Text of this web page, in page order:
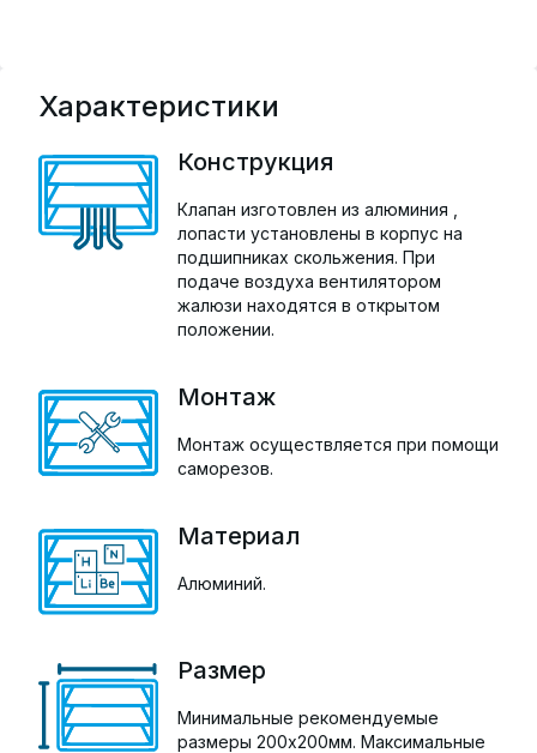
Характеристики
Конструкция
Клапан изготовлен из алюминия ,
лопасти установлены в корпус на
подшипниках скольжения. При
подаче воздуха вентилятором
жалюзи находятся в открытом
положении.
Монтаж
Монтаж осуществляется при помощи
саморезов.
Материал
Алюминий.
Размер
Минимальные рекомендуемые
размеры 200х200мм. Максимальные